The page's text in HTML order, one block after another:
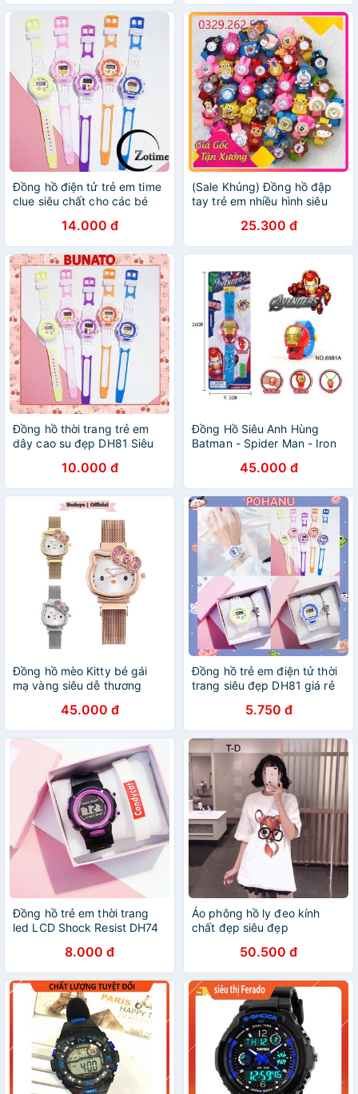
Đồng hồ điện tử trẻ em time
clue siêu chất cho các bé
14.000 đ
(Sale Khủng) Đồng hồ đập
tay trẻ em nhiều hình siêu
25.300 đ
Đồng hồ thời trang trẻ em
dây cao su đẹp DH81 Siêu
10.000 đ
Đồng Hồ Siêu Anh Hùng
Batman - Spider Man - Iron
45.000 đ
Đồng hồ mèo Kitty bé gái
mạ vàng siêu dễ thương
45.000 đ
Đồng hồ trẻ em điện tử thời
trang siêu đẹp DH81 giá rẻ
5.750 đ
Đồng hồ trẻ em thời trang
led LCD Shock Resist DH74
8.000 đ
Áo phông hồ ly đeo kính
chất đẹp siêu đẹp
50.500 đ